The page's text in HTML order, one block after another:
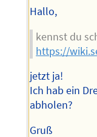
Hallo,
kennst du
https://
jetzt ja!
Ich hab ein
abholen?
Gruß